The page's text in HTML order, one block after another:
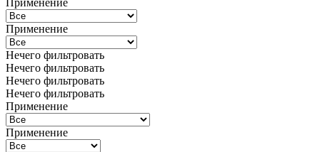
Применение
Применение
Нечего фильтровать
Нечего фильтровать
Нечего фильтровать
Нечего фильтровать
Применение
Применение